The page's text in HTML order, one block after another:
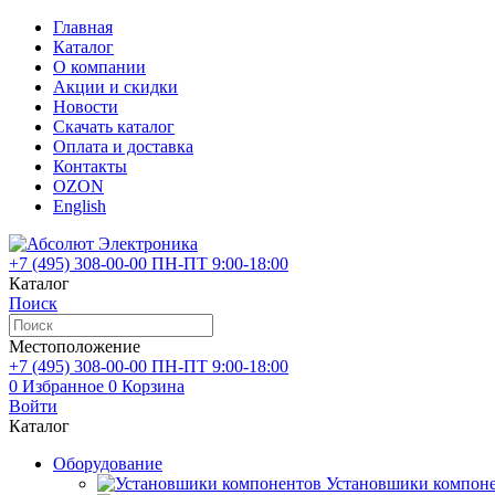
Главная
Каталог
О компании
Акции и скидки
Новости
Скачать каталог
Оплата и доставка
Контакты
OZON
English
+7 (495) 308-00-00 ПН-ПТ 9:00-18:00
Каталог
Поиск
Местоположение
+7 (495) 308-00-00 ПН-ПТ 9:00-18:00
0 Избранное 0 Корзина
Войти
Каталог
Оборудование
Установшики